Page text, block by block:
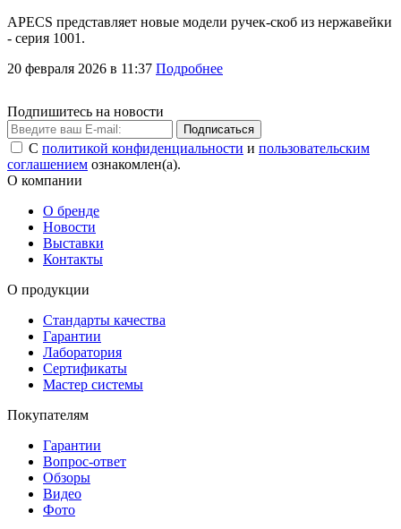
APECS представляет новые модели ручек-скоб из нержавейки
- серия 1001.
20 февраля 2026 в 11:37 Подробнее
Подпишитесь на новости
Подписаться
С политикой конфиденциальности и пользовательским
соглашением ознакомлен(а).
О компании
О бренде
Новости
Выставки
Контакты
О продукции
Стандарты качества
Гарантии
Лаборатория
Сертификаты
Мастер системы
Покупателям
Гарантии
Вопрос-ответ
Обзоры
Видео
Фото